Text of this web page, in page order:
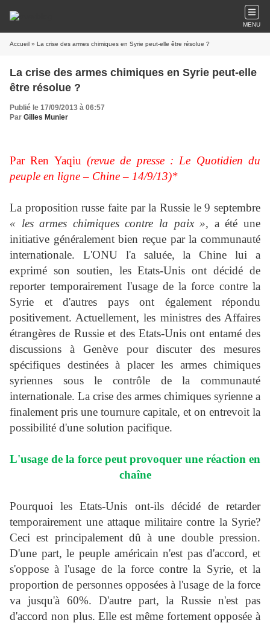
MENU
Accueil » La crise des armes chimiques en Syrie peut-elle être résolue ?
La crise des armes chimiques en Syrie peut-elle
être résolue ?
Publié le 17/09/2013 à 06:57
Par Gilles Munier
Par Ren Yaqiu (revue de presse : Le Quotidien du
peuple en ligne – Chine – 14/9/13)*
La proposition russe faite par la Russie le 9 septembre
« les armes chimiques contre la paix », a été une
initiative généralement bien reçue par la communauté
internationale. L'ONU l'a saluée, la Chine lui a
exprimé son soutien, les Etats-Unis ont décidé de
reporter temporairement l'usage de la force contre la
Syrie et d'autres pays ont également répondu
positivement. Actuellement, les ministres des Affaires
étrangères de Russie et des Etats-Unis ont entamé des
discussions à Genève pour discuter des mesures
spécifiques destinées à placer les armes chimiques
syriennes sous le contrôle de la communauté
internationale. La crise des armes chimiques syrienne a
finalement pris une tournure capitale, et on entrevoit la
possibilité d'une solution pacifique.
L'usage de la force peut provoquer une réaction en
chaîne
Pourquoi les Etats-Unis ont-ils décidé de retarder
temporairement une attaque militaire contre la Syrie?
Ceci est principalement dû à une double pression.
D'une part, le peuple américain n'est pas d'accord, et
s'oppose à l'usage de la force contre la Syrie, et la
proportion de personnes opposées à l'usage de la force
va jusqu'à 60%. D'autre part, la Russie n'est pas
d'accord non plus. Elle est même fortement opposée à